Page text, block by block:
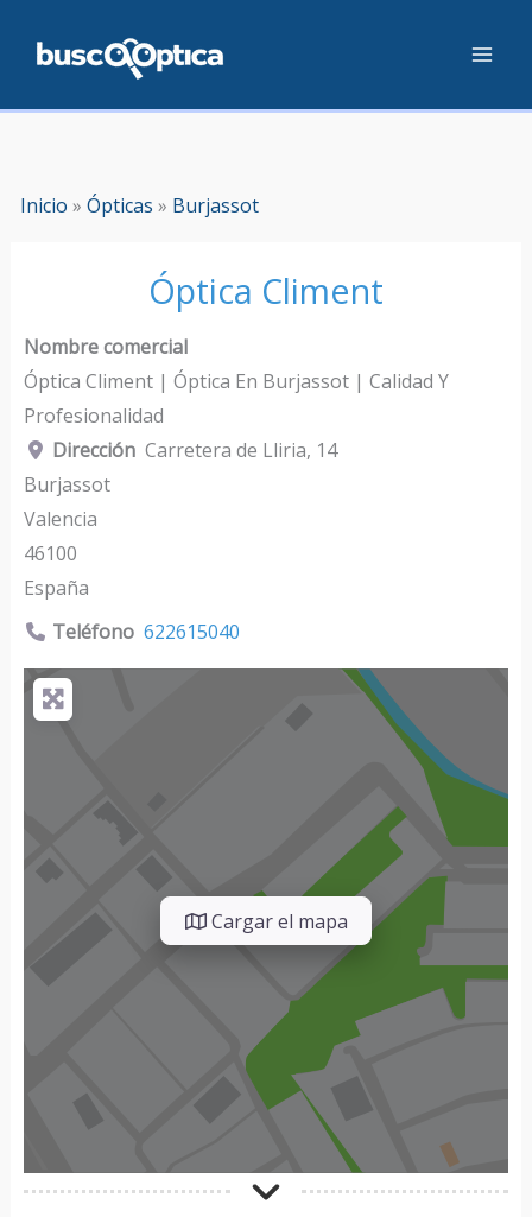
Inicio »Ópticas » Burjassot
Óptica Climent
Nombre comercial
Óptica Climent | Óptica En Burjassot | Calidad Y
Profesionalidad
Dirección Carretera de Lliria, 14
Burjassot
Valencia
46100
España
Teléfono 622615040
Cargar el mapa